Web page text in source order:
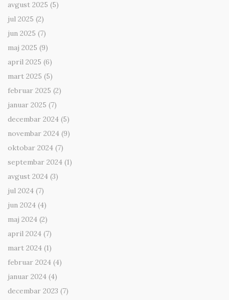
avgust 2025 (5)
jul 2025 (2)
jun 2025 (7)
maj 2025 (9)
april 2025 (6)
mart 2025 (5)
februar 2025 (2)
januar 2025 (7)
decembar 2024 (5)
novembar 2024 (9)
oktobar 2024 (7)
septembar 2024 (1)
avgust 2024 (3)
jul 2024 (7)
jun 2024 (4)
maj 2024 (2)
april 2024 (7)
mart 2024 (1)
februar 2024 (4)
januar 2024 (4)
decembar 2023 (7)